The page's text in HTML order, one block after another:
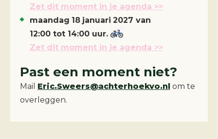
Zet dit moment in je agenda >>
maandag 18 januari 2027 van
12:00 tot 14:00 uur.
Zet dit moment in je agenda >>
Past een moment niet?
Mail Eric.Sweers@achterhoekvo.nl om te
overleggen.